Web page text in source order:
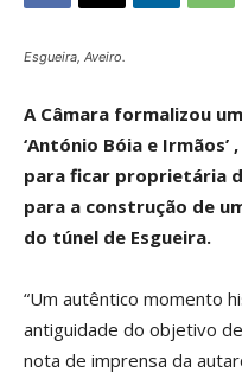
Esgueira, Aveiro.
A Câmara formalizou
‘António Bóia e
para ficar proprietária
para a construção de
do túnel de Esgueira.
“Um autêntico momento
antiguidade do objetivo
nota de imprensa da